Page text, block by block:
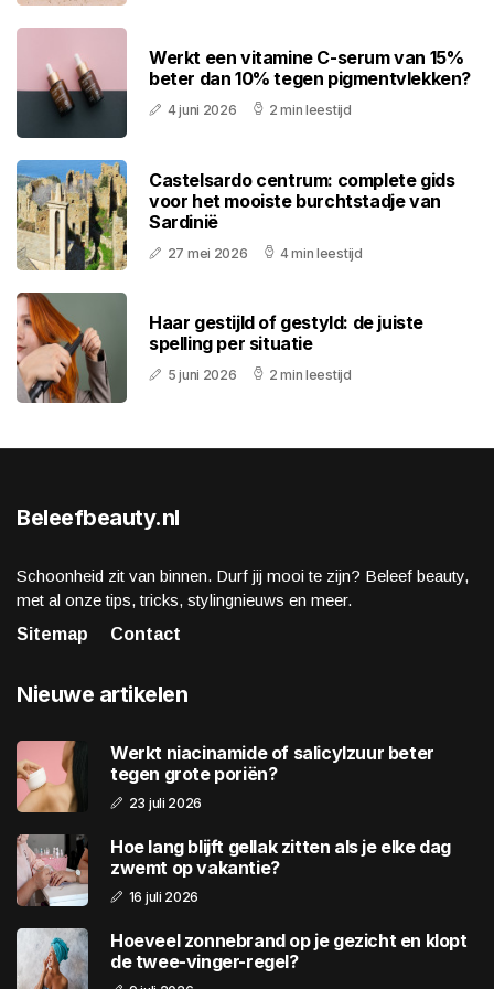
Werkt een vitamine C-serum van 15%
beter dan 10% tegen pigmentvlekken?
4 juni 2026 2 min leestijd
Castelsardo centrum: complete gids
voor het mooiste burchtstadje van
Sardinië
27 mei 2026 4 min leestijd
Haar gestijld of gestyld: de juiste
spelling per situatie
5 juni 2026 2 min leestijd
Beleefbeauty.nl
Schoonheid zit van binnen. Durf jij mooi te zijn? Beleef beauty,
met al onze tips, tricks, stylingnieuws en meer.
Sitemap
Contact
Nieuwe artikelen
Werkt niacinamide of salicylzuur beter
tegen grote poriën?
23 juli 2026
Hoe lang blijft gellak zitten als je elke dag
zwemt op vakantie?
16 juli 2026
Hoeveel zonnebrand op je gezicht en klopt
de twee-vinger-regel?